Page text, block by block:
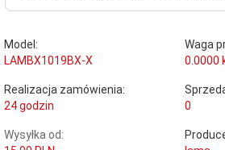
Model:
LAMBX1019BX-X
Waga
0.0000
Realizacja zamówienia:
24 godzin
0
Wysyłka od: